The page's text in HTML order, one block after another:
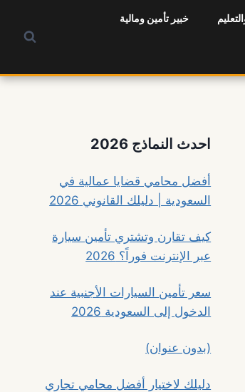
خبير تأمين ومالية
احدث النماذج 2026
أفضل محامي قضايا عمالية في
السعودية | دليلك القانوني 2026
كيف تقارن وتشتري تأمين سيارة
عبر الإنترنت فوراً؟ 2026
سعر تأمين السيارات الأجنبية عند
الدخول إلى السعودية 2026
(بدون عنوان)
دليلك لاختيار أفضل محامي تجاري